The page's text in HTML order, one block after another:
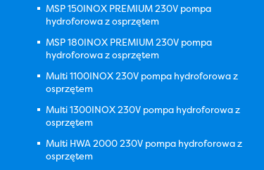
MSP 150INOX PREMIUM 230V pompa
hydroforowa z osprzętem
MSP 180INOX PREMIUM 230V pompa
hydroforowa z osprzętem
Multi 1100INOX 230V pompa hydroforowa z
osprzętem
Multi 1300INOX 230V pompa hydroforowa z
osprzętem
Multi HWA 2000 230V pompa hydroforowa z
osprzętem